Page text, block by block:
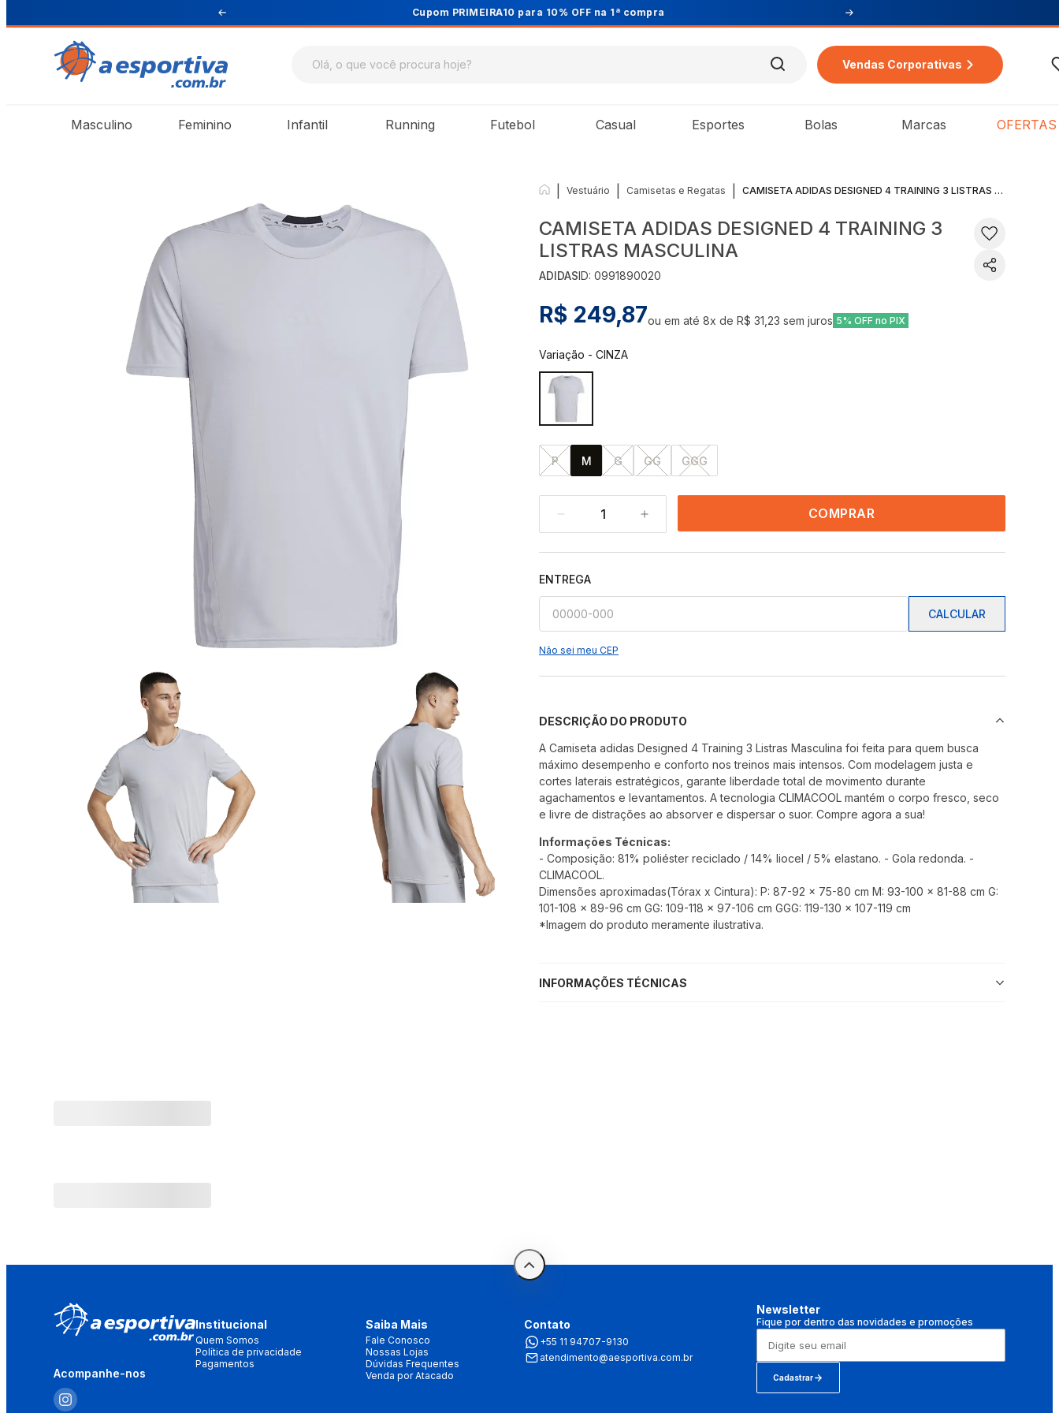
Cupom PRIMEIRA10 para 10% OFF na 1ª compra
Vendas Corporativas
Masculino Feminino Infantil Running Futebol Casual Esportes Bolas Marcas OFERTAS
Vestuário Camisetas e Regatas CAMISETA ADIDAS DESIGNED 4 TRAINING 3 LISTRAS MASCULINA
CAMISETA ADIDAS DESIGNED 4 TRAINING 3
LISTRAS MASCULINA
ADIDASID:0991890020
R$ 249,87ou em até8x deR$ 31,23 sem juros 5% OFF no PIX
Variação -CINZA
P M G GG GGG
1 COMPRAR
ENTREGA
CALCULAR
Não sei meu CEP
DESCRIÇÃO DO PRODUTO
A Camiseta adidas Designed 4 Training 3 Listras Masculina foi feita para quem busca
máximo desempenho e conforto nos treinos mais intensos. Com modelagem justa e
cortes laterais estratégicos, garante liberdade total de movimento durante
agachamentos e levantamentos. A tecnologia CLIMACOOL mantém o corpo fresco, seco
e livre de distrações ao absorver e dispersar o suor. Compre agora a sua!
Informações Técnicas:
- Composição: 81% poliéster reciclado / 14% liocel / 5% elastano. - Gola redonda. -
CLIMACOOL.
Dimensões aproximadas(Tórax x Cintura): P: 87-92 x 75-80 cm M: 93-100 x 81-88 cm G:
101-108 x 89-96 cm GG: 109-118 x 97-106 cm GGG: 119-130 x 107-119 cm
*Imagem do produto meramente ilustrativa.
INFORMAÇÕES TÉCNICAS
Acompanhe-nos
Institucional
Quem Somos
Política de privacidade
Pagamentos
Saiba Mais
Fale Conosco
Nossas Lojas
Dúvidas Frequentes
Venda por Atacado
Contato
+55 11 94707-9130
atendimento@aesportiva.com.br
Newsletter
Fique por dentro das novidades e promoções
Cadastrar